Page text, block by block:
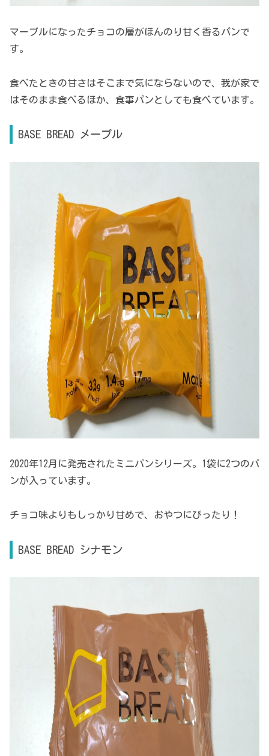
マーブルになったチョコの層がほんのり甘く香るパンで
す。
食べたときの甘さはそこまで気にならないので、我が家で
はそのまま食べるほか、食事パンとしても食べています。
BASE BREAD メープル
2020年12月に発売されたミニパンシリーズ。1袋に2つのパ
ンが入っています。
チョコ味よりもしっかり甘めで、おやつにぴったり！
BASE BREAD シナモン